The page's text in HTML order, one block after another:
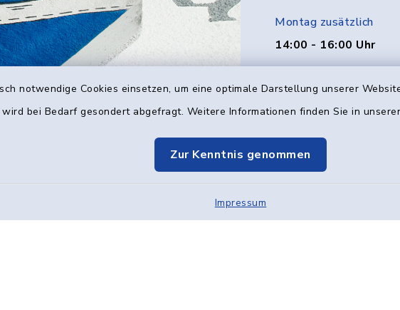
notwendige Cookies einsetzen, um eine optimale Darstellung unserer
bei Bedarf gesondert abgefragt. Weitere Informationen finden Sie in
Zur Kenntnis genommen
Impressum
Montag zusätzlich
14:00 - 16:00 Uhr
Freitag
08:00 - 12:00 Uhr